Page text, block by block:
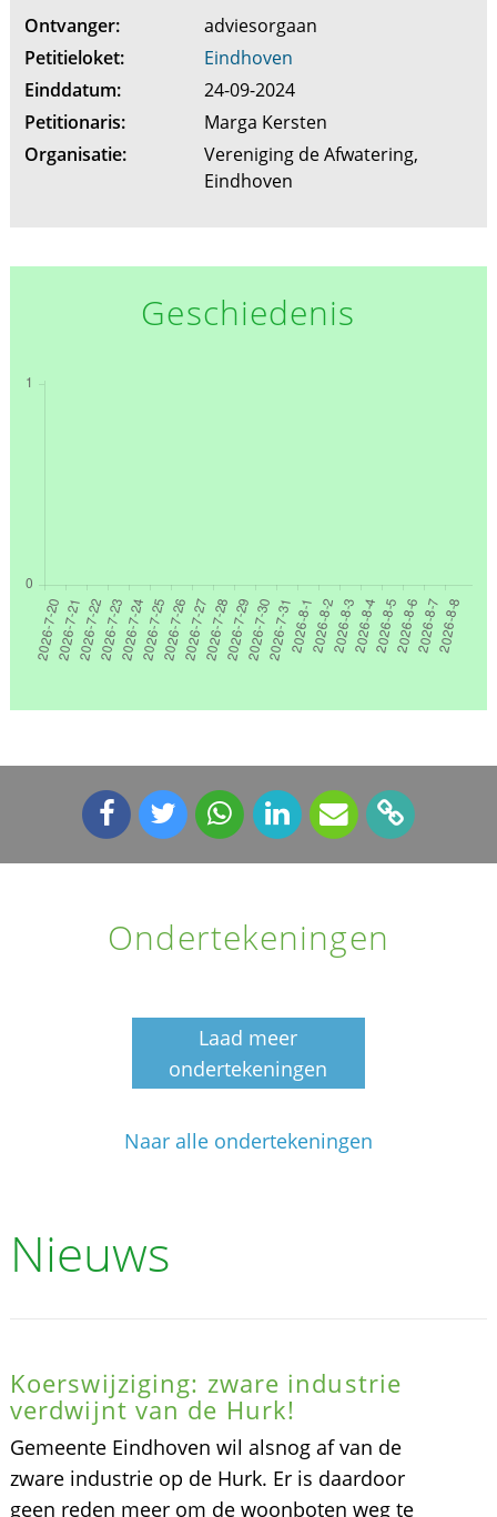
Ontvanger:
adviesorgaan
Petitieloket:
Eindhoven
Einddatum:
24-09-2024
Petitionaris:
Marga Kersten
Organisatie:
Vereniging de Afwatering,
Eindhoven
Geschiedenis
Ondertekeningen
Laad meer
ondertekeningen
Naar alle ondertekeningen
Nieuws
Koerswijziging: zware industrie
verdwijnt van de Hurk!
Gemeente Eindhoven wil alsnog af van de
zware industrie op de Hurk. Er is daardoor
geen reden meer om de woonboten weg te